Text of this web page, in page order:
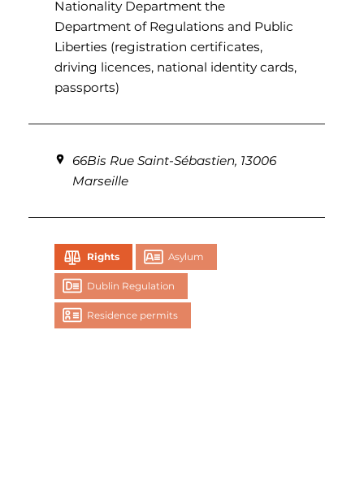
Nationality Department the
Department of Regulations and Public
Liberties (registration certificates,
driving licences, national identity cards,
passports)
66Bis Rue Saint-Sébastien, 13006
Marseille
Rights Asylum
Dublin Regulation
Residence permits